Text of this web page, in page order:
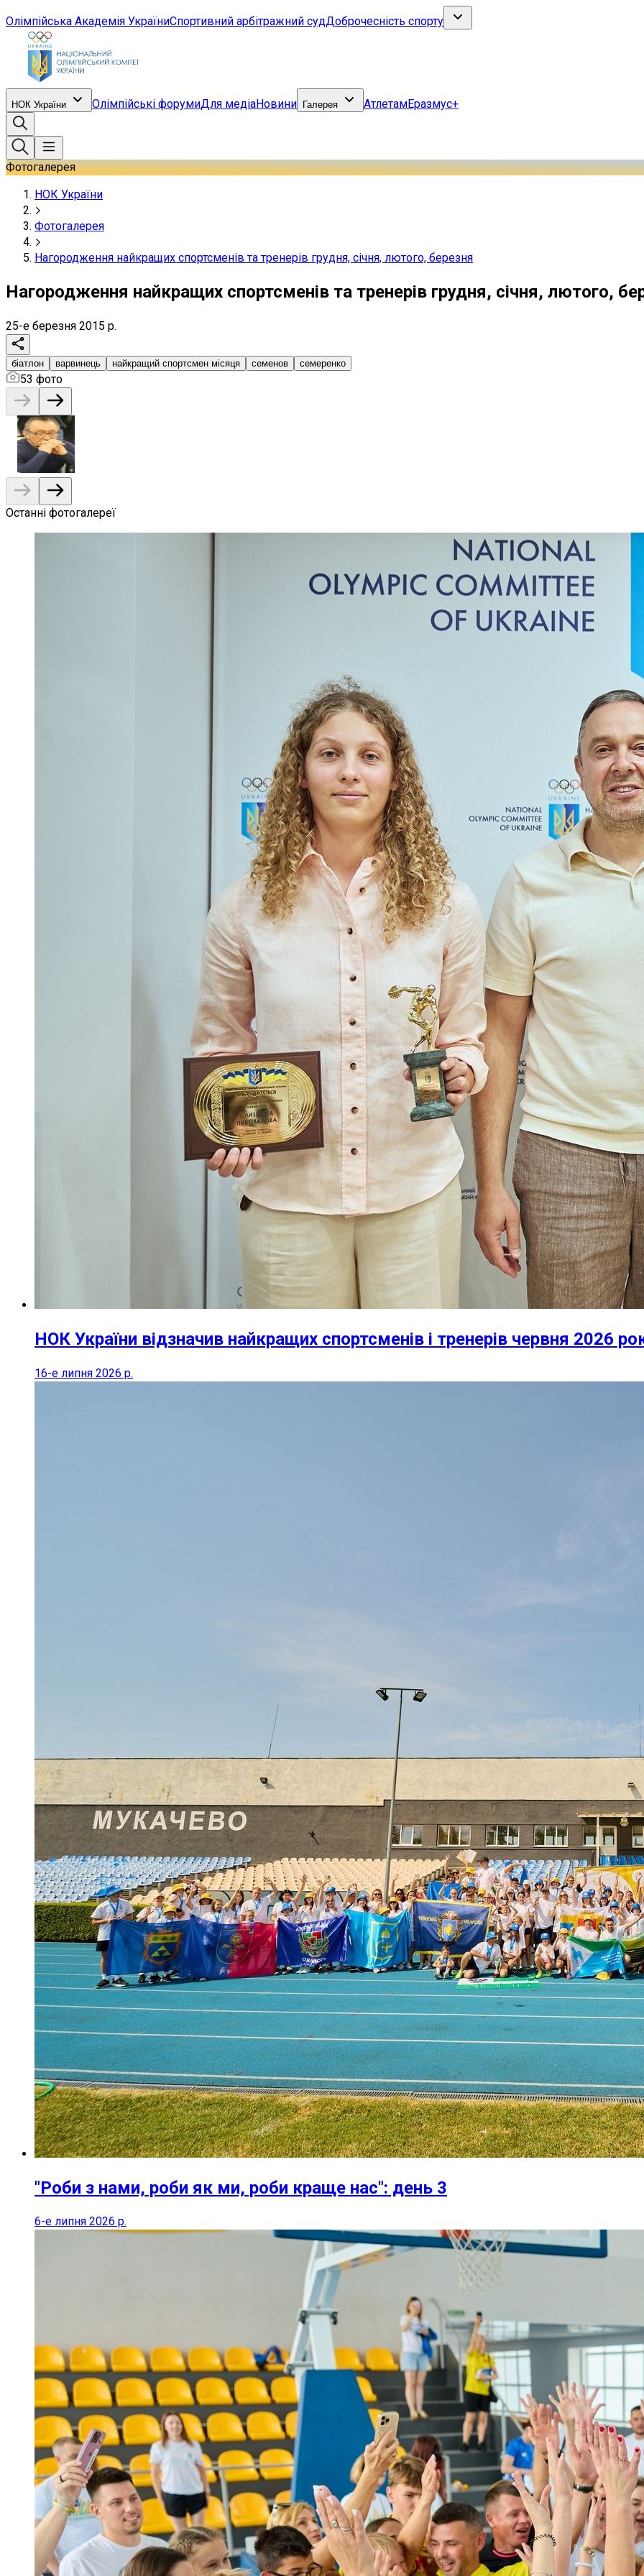
Олімпійська Академія УкраїниСпортивний арбітражний судДоброчесність спорту
НОК України Олімпійські форумиДля медіаНовини Галерея АтлетамЕразмус+
Фотогалерея
НОК України
Фотогалерея
Нагородження найкращих спортсменів та тренерів грудня, січня, лютого, березня
Нагородження найкращих спортсменів та тренерів грудня, січня, лютого,
25-е березня 2015 р.
біатлон варвинець найкращий спортсмен місяця семенов семеренко
53 фото
Останні фотогалереї
НОК України відзначив найкращих спортсменів і тренерів червня 2026
16-е липня 2026 р.
"Роби з нами, роби як ми, роби краще нас": день 3
6-е липня 2026 р.